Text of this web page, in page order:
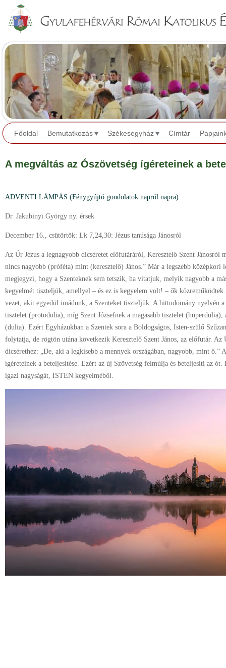
Főoldal Bemutatkozás Székesegyház Címtár
A megváltás az Ószövetség ígéreteinek a
ADVENTI LÁMPÁS (Fénygyújtó gondolatok napról napra)
Dr. Jakubinyi György ny. érsek
December 16., csütörtök: Lk 7,24,30: Jézus tanúsága Jánosról
Az Úr Jézus a legnagyobb dicséretet előfutáráról, Keresztelő Szent Jánosról
nincs nagyobb (próféta) mint (keresztelő) János.” Már a legszebb középkori
megjegyzi, hogy a Szenteknek sem tetszik, ha vitatjuk, melyik nagyobb a
kegyelmét tiszteljük, amellyel – és ez is kegyelem volt! – ők
vezet, akit egyedül imádunk, a Szenteket tiszteljük. A hittudomány nyelvén a
tisztelet (protodulia), míg Szent Józsefnek a magasabb tisztelet
(dulia). Ezért Egyházukban a Szentek sora a Boldogságos, Isten-szülő
folytatja, de rögtön utána következik Keresztelő Szent János, az előfutár. Az
dicsérethez: „De, aki a legkisebb a mennyek országában, nagyobb, mint ő.”
ígéreteinek a beteljesítése. Ezért az új Szövetség felmúlja és beteljesíti az
igazi nagyságát, ISTEN kegyelméből.